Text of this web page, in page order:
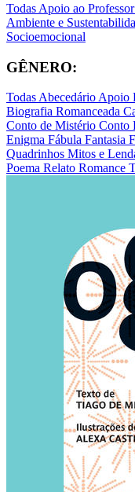
Todas Apoio ao Professor
Ambiente e
Socioemocional
GÊNERO:
TodasAbecedárioApoio
Biografia Romanceada
Conto de Mistério Conto
Enigma Fábula Fantasia
Quadrinhos Mitos e
Poema Relato Romance